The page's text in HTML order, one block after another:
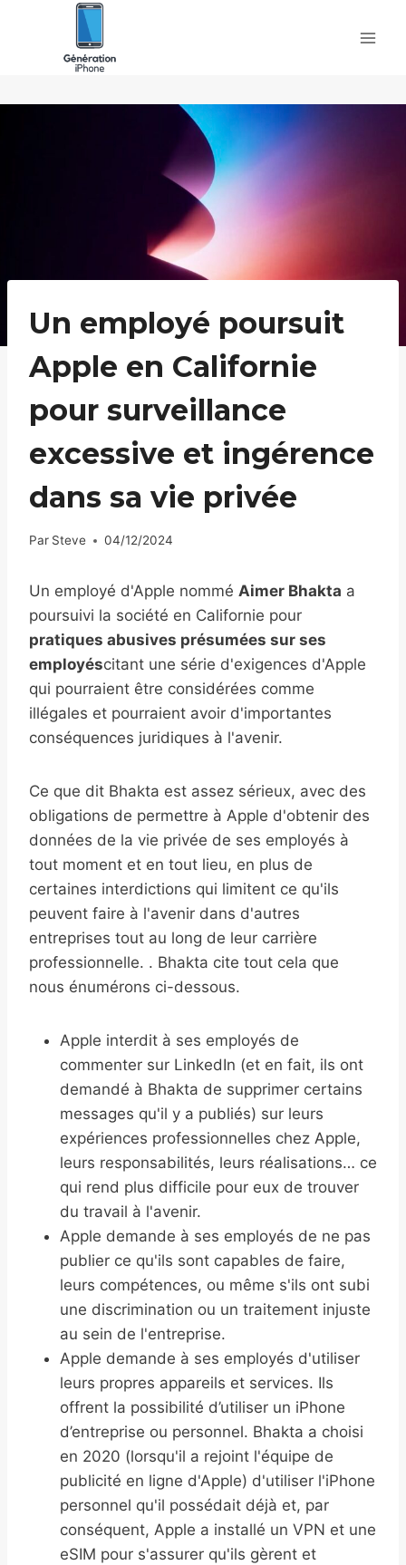
Un employé poursuit
Apple en Californie
pour surveillance
excessive et ingérence
dans sa vie privée
Par Steve 04/12/2024
Un employé d'Apple nommé Aimer Bhakta a
poursuivi la société en Californie pour
pratiques abusives présumées sur ses
employéscitant une série d'exigences d'Apple
qui pourraient être considérées comme
illégales et pourraient avoir d'importantes
conséquences juridiques à l'avenir.
Ce que dit Bhakta est assez sérieux, avec des
obligations de permettre à Apple d'obtenir des
données de la vie privée de ses employés à
tout moment et en tout lieu, en plus de
certaines interdictions qui limitent ce qu'ils
peuvent faire à l'avenir dans d'autres
entreprises tout au long de leur carrière
professionnelle. . Bhakta cite tout cela que
nous énumérons ci-dessous.
Apple interdit à ses employés de
commenter sur LinkedIn (et en fait, ils ont
demandé à Bhakta de supprimer certains
messages qu'il y a publiés) sur leurs
expériences professionnelles chez Apple,
leurs responsabilités, leurs réalisations… ce
qui rend plus difficile pour eux de trouver
du travail à l'avenir.
Apple demande à ses employés de ne pas
publier ce qu'ils sont capables de faire,
leurs compétences, ou même s'ils ont subi
une discrimination ou un traitement injuste
au sein de l'entreprise.
Apple demande à ses employés d'utiliser
leurs propres appareils et services. Ils
offrent la possibilité d’utiliser un iPhone
d’entreprise ou personnel. Bhakta a choisi
en 2020 (lorsqu'il a rejoint l'équipe de
publicité en ligne d'Apple) d'utiliser l'iPhone
personnel qu'il possédait déjà et, par
conséquent, Apple a installé un VPN et une
eSIM pour s'assurer qu'ils gèrent et